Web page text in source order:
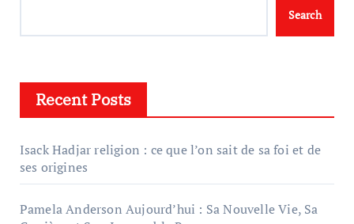
Search
Recent Posts
Isack Hadjar religion : ce que l’on sait de sa foi et de
ses origines
Pamela Anderson Aujourd’hui : Sa Nouvelle Vie, Sa